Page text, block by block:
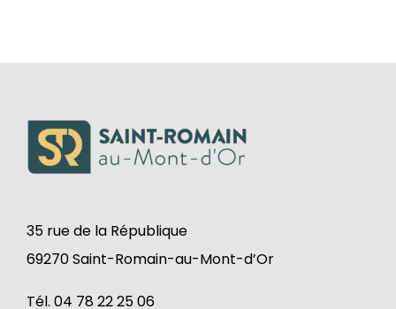
35 rue de la République
69270 Saint-Romain-au-Mont-d’Or
Tél. 04 78 22 25 06